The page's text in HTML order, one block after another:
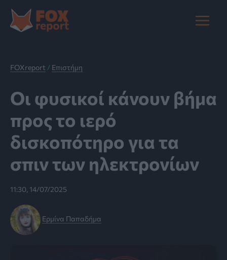
στο
περιεχόμενο
Main
FOXreport / Επιστήμη
Οι φυσικοί κάνουν βήμα
προς το ιερό
δισκοπότηρο για τα
σπιν των ηλεκτρονίων
11:30, 14/07/2025
Ερμίνα Παπαδήμα